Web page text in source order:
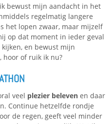
bewust mijn aandacht in het
regelmatig langere
het lopen zwaar, maar mijzelf
op dat moment in ieder geval
en bewust mijn
hoor of ruik ik nu?
veel plezier beleven en daar
Continue hetzelfde rondje
de regen, geeft veel minder